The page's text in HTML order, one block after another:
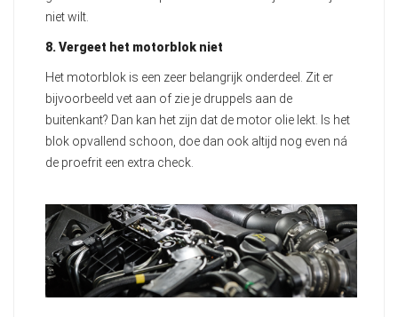
niet wilt.
8. Vergeet het motorblok niet
Het motorblok is een zeer belangrijk onderdeel. Zit er
bijvoorbeeld vet aan of zie je druppels aan de
buitenkant? Dan kan het zijn dat de motor olie lekt. Is het
blok opvallend schoon, doe dan ook altijd nog even ná
de proefrit een extra check.